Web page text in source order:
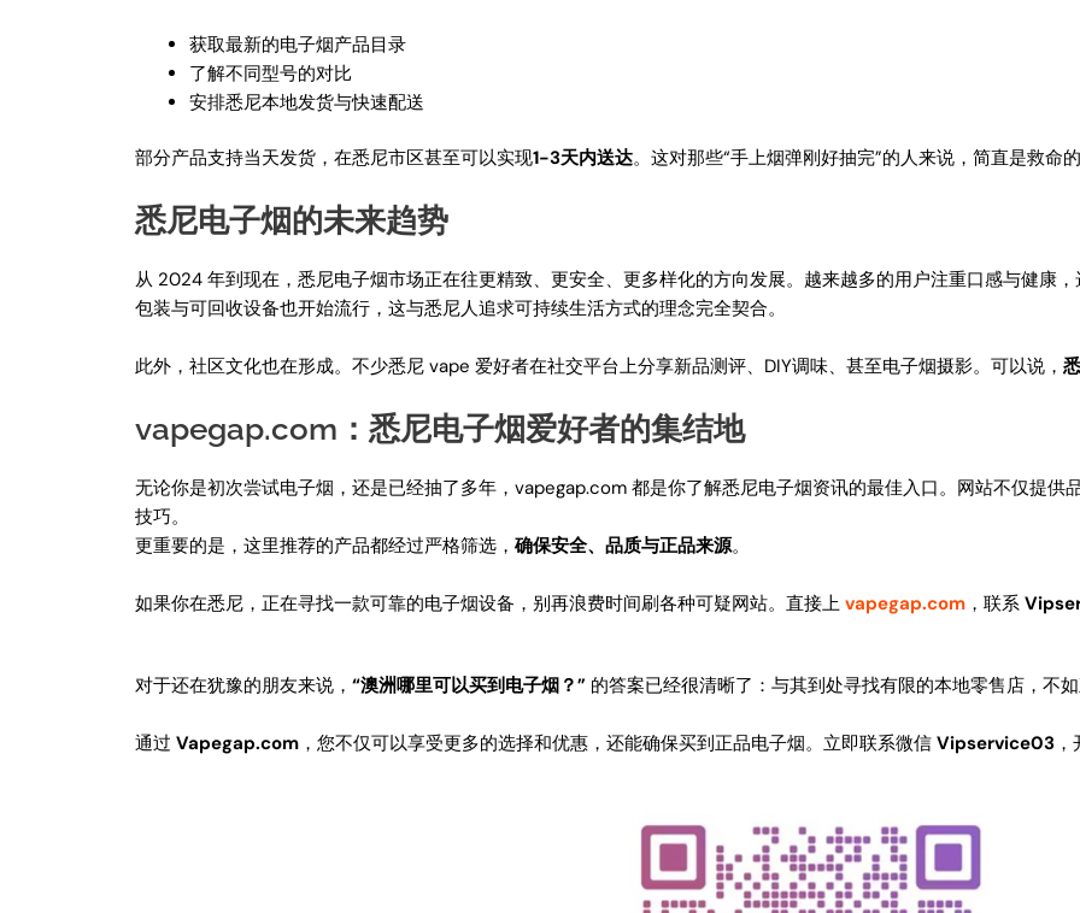
获取最新的电子烟产品目录
了解不同型号的对比
安排悉尼本地发货与快速配送
部分产品支持当天发货，在悉尼市区甚至可以实现1-3天内送达。这对那些“手上烟弹刚好抽完”的人来说，简直是救命
悉尼电子烟的未来趋势
从 2024 年到现在，悉尼电子烟市场正在往更精致、更安全、更多样化的方向发展。越来越多的用户注重口感与健康
包装与可回收设备也开始流行，这与悉尼人追求可持续生活方式的理念完全契合。
此外，社区文化也在形成。不少悉尼 vape 爱好者在社交平台上分享新品测评、DIY调味、甚至电子烟摄影。可以说，
vapegap.com：悉尼电子烟爱好者的集结地
无论你是初次尝试电子烟，还是已经抽了多年，vapegap.com 都是你了解悉尼电子烟资讯的最佳入口。网站不仅提供
技巧。
更重要的是，这里推荐的产品都经过严格筛选， 确保安全、品质与正品来源。
如果你在悉尼，正在寻找一款可靠的电子烟设备，别再浪费时间刷各种可疑网站。直接上 vapegap.com ，联系
对于还在犹豫的朋友来说， “澳洲哪里可以买到电子烟？” 的答案已经很清晰了：与其到处寻找有限的本地零售店，不
通过 Vapegap.com ，您不仅可以享受更多的选择和优惠，还能确保买到正品电子烟。立即联系微信 Vipservice03